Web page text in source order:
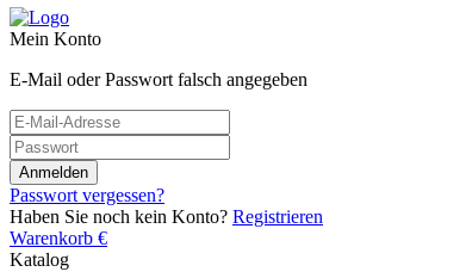
Mein Konto
E-Mail oder Passwort falsch angegeben
Passwort vergessen?
Haben Sie noch kein Konto? Registrieren
Warenkorb €
Katalog